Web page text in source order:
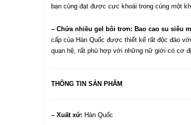
bạn cùng đạt được cực khoái trong cùng một
– Chứa nhiều gel bôi trơn: Bao cao su siêu
cấp của Hàn Quốc được thiết kế rất độc đáo với
quan hệ, rất phù hợp với những nữ giới có cơ
THÔNG TIN SẢN PHẨM
– Xuất xứ: Hàn Quốc